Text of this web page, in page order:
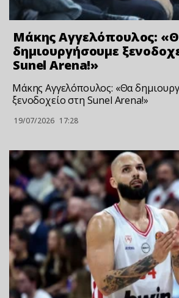
Μάκης Αγγελόπουλος:
δημιουργήσουμε
Sunel Arena!»
Μάκης Αγγελόπουλος: «Θα
ξενοδοχείο στη Sunel Arena!»
19/07/2026 17:28